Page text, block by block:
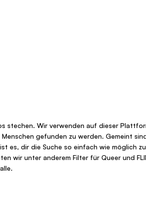
stechen. Wir verwenden auf dieser
gefunden zu werden. Gemeint
es, dir die Suche so einfach wie möglich
wir unter anderem Filter für Queer und